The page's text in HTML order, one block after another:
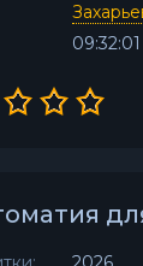
09:32:01